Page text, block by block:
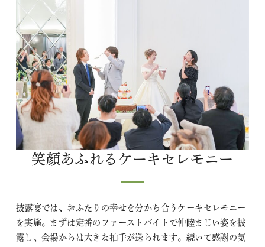
笑顔あふれるケーキセレモニー
披露宴では、おふたりの幸せを分かち合うケーキセレモニー
を実施。まずは定番のファーストバイトで仲睦まじい姿を披
露し、会場からは大きな拍手が送られます。続いて感謝の気